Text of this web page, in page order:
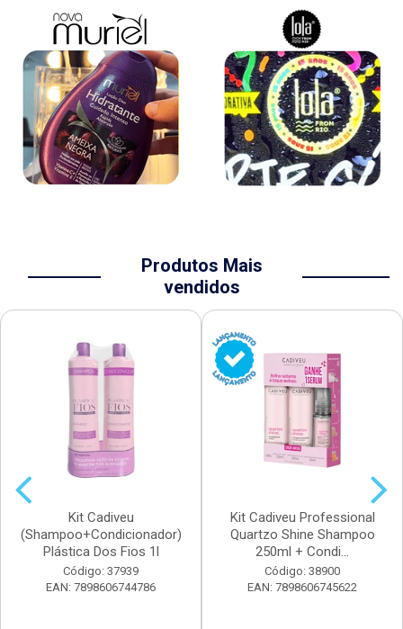
Produtos Mais
vendidos
Kit Cadiveu
(Shampoo+Condicionador)
Plástica Dos Fios 1l
Código: 37939
EAN: 7898606744786
Kit Cadiveu Professional
Quartzo Shine Shampoo
250ml + Condi...
Código: 38900
EAN: 7898606745622